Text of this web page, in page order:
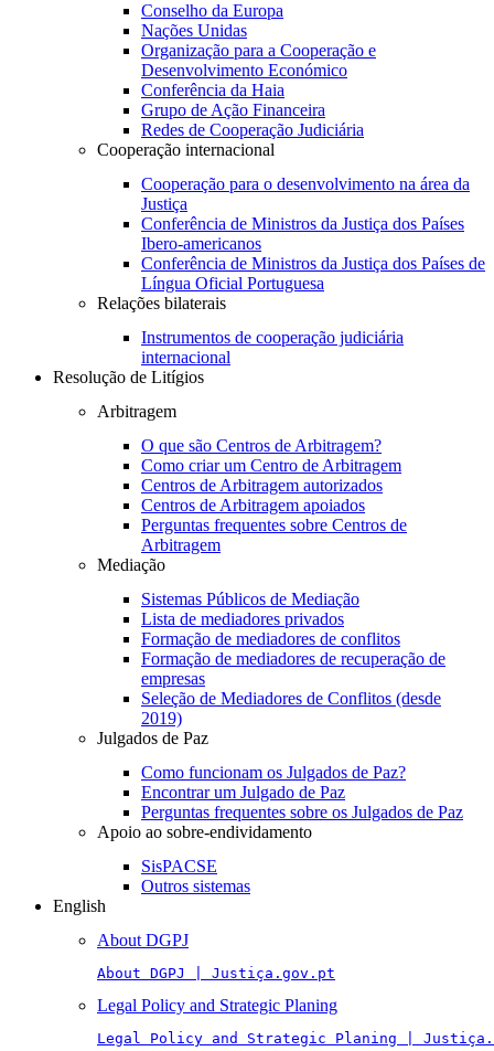
Conselho da Europa
Nações Unidas
Organização para a Cooperação e
Desenvolvimento Económico
Conferência da Haia
Grupo de Ação Financeira
Redes de Cooperação Judiciária
Cooperação internacional
Cooperação para o desenvolvimento na área da
Justiça
Conferência de Ministros da Justiça dos Países
Ibero-americanos
Conferência de Ministros da Justiça dos Países de
Língua Oficial Portuguesa
Relações bilaterais
Instrumentos de cooperação judiciária
internacional
Resolução de Litígios
Arbitragem
O que são Centros de Arbitragem?
Como criar um Centro de Arbitragem
Centros de Arbitragem autorizados
Centros de Arbitragem apoiados
Perguntas frequentes sobre Centros de
Arbitragem
Mediação
Sistemas Públicos de Mediação
Lista de mediadores privados
Formação de mediadores de conflitos
Formação de mediadores de recuperação de
empresas
Seleção de Mediadores de Conflitos (desde
2019)
Julgados de Paz
Como funcionam os Julgados de Paz?
Encontrar um Julgado de Paz
Perguntas frequentes sobre os Julgados de Paz
Apoio ao sobre-endividamento
SisPACSE
Outros sistemas
English
About DGPJ
About DGPJ | Justiça.gov.pt
Legal Policy and Strategic Planing
Legal Policy and Strategic Planing |